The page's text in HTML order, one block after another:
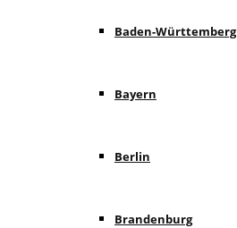
Baden-Württemberg
Bayern
Berlin
Brandenburg